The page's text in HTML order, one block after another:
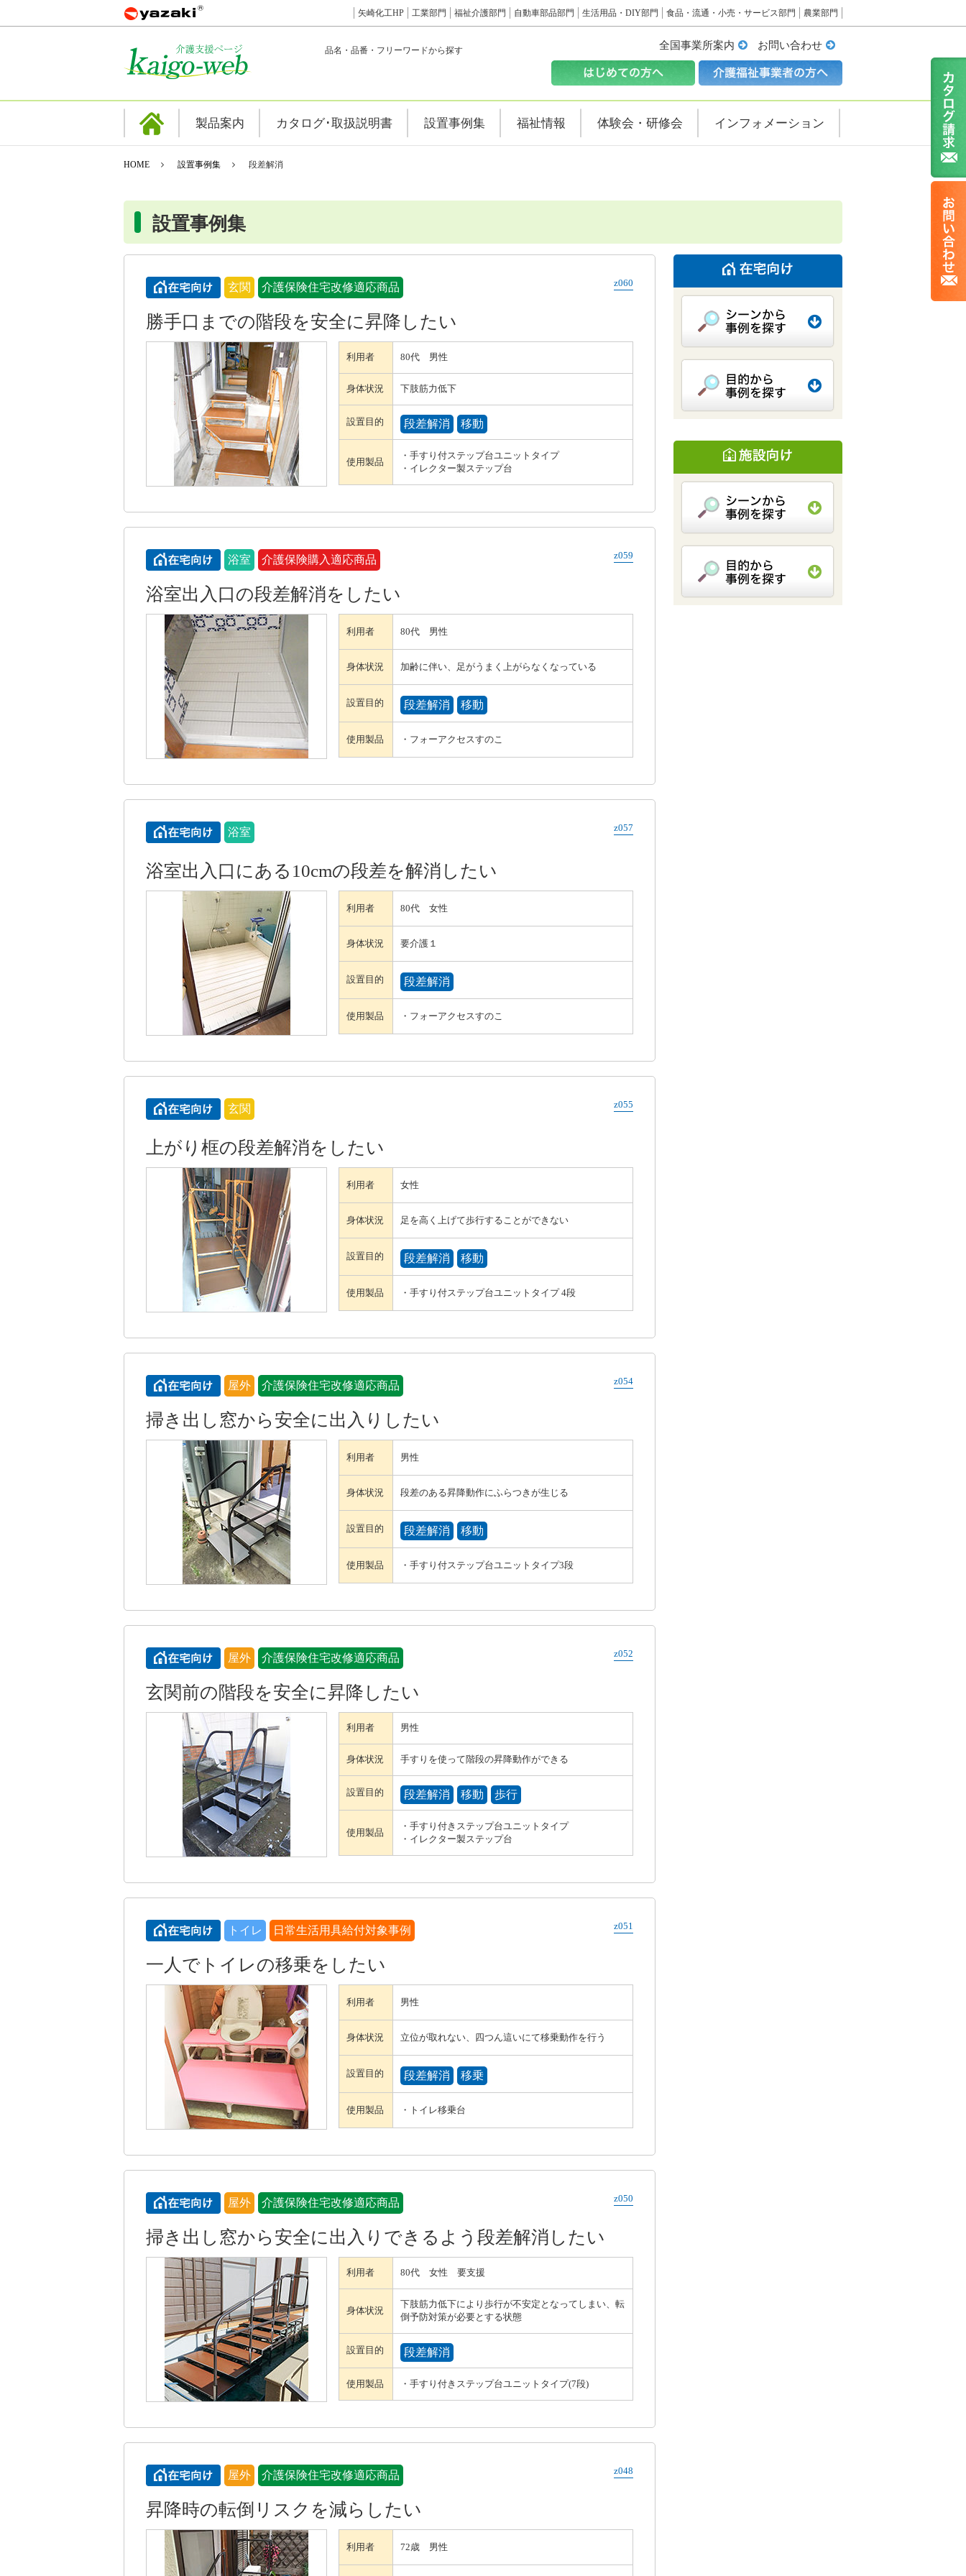
矢崎化工HP 工業部門 福祉介護部門 自動車部品部門 生活用品・DIY部門 食品・流通・小売・サービス部門 農業部門
品名・品番・フリーワードから探す 全国事業所案内 お問い合わせ
製品案内 カタログ･取扱説明書 設置事例集 福祉情報 体験会・研修会 インフォメーション
HOME 設置事例集 段差解消
設置事例集
玄関 介護保険住宅改修適応商品 z060
勝手口までの階段を安全に昇降したい
利用者 80代 男性
身体状況 下肢筋力低下
設置目的 段差解消 移動
使用製品
・手すり付ステップ台ユニットタイプ
・イレクター製ステップ台
浴室 介護保険購入適応商品 z059
浴室出入口の段差解消をしたい
利用者 80代 男性
身体状況 加齢に伴い、足がうまく上がらなくなっている
設置目的 段差解消 移動
使用製品 ・フォーアクセスすのこ
浴室 z057
浴室出入口にある10cmの段差を解消したい
利用者 80代 女性
身体状況 要介護１
設置目的 段差解消
使用製品 ・フォーアクセスすのこ
玄関 z055
上がり框の段差解消をしたい
利用者 女性
身体状況 足を高く上げて歩行することができない
設置目的 段差解消 移動
使用製品 ・手すり付ステップ台ユニットタイプ 4段
屋外 介護保険住宅改修適応商品 z054
掃き出し窓から安全に出入りしたい
利用者 男性
身体状況 段差のある昇降動作にふらつきが生じる
設置目的 段差解消 移動
使用製品 ・手すり付ステップ台ユニットタイプ3段
屋外 介護保険住宅改修適応商品 z052
玄関前の階段を安全に昇降したい
利用者 男性
身体状況 手すりを使って階段の昇降動作ができる
設置目的 段差解消 移動 歩行
使用製品
・手すり付きステップ台ユニットタイプ
・イレクター製ステップ台
トイレ 日常生活用具給付対象事例 z051
一人でトイレの移乗をしたい
利用者 男性
身体状況 立位が取れない、四つん這いにて移乗動作を行う
設置目的 段差解消 移乗
使用製品 ・トイレ移乗台
屋外 介護保険住宅改修適応商品 z050
掃き出し窓から安全に出入りできるよう段差解消したい
利用者 80代 女性 要支援
身体状況
下肢筋力低下により歩行が不安定となってしまい、転
倒予防対策が必要とする状態
設置目的 段差解消
使用製品 ・手すり付きステップ台ユニットタイプ(7段)
屋外 介護保険住宅改修適応商品 z048
昇降時の転倒リスクを減らしたい
利用者 72歳 男性